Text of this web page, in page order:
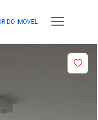
DO IMÓVEL